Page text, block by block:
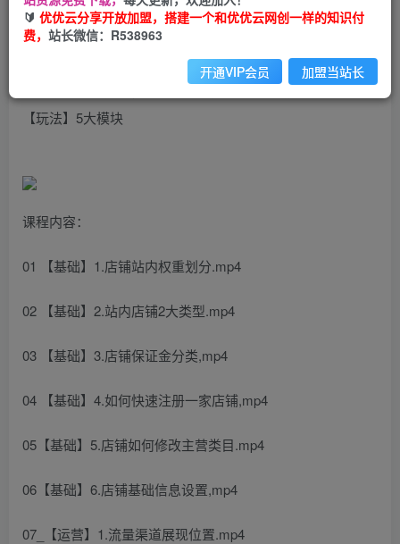
立即购买
您当前未登录！建议登陆后购买，可保存购买订单
2024拼多多系列课，【基础】【运营】【活动】【推广】
【玩法】5大模块
课程内容：
01 【基础】1.店铺站内权重划分.mp4
02 【基础】2.站内店铺2大类型.mp4
03 【基础】3.店铺保证金分类,mp4
04 【基础】4.如何快速注册一家店铺,mp4
05【基础】5.店铺如何修改主营类目.mp4
06【基础】6.店铺基础信息设置,mp4
07_【运营】1.流量渠道展现位置.mp4
🔰 优优云分享开放加盟，搭建一个和优优云网创一样的知识付
费， 站长微信：R538963
开通VIP会员 加盟当站长